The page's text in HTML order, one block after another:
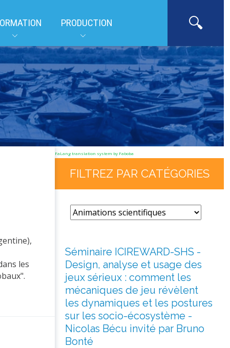
PRODUCTION
les
FaLang translation system by Faboba
FILTREZ PAR CATÉGORIES
Séminaire ICIREWARD-SHS -
Design, analyse et usage des
jeux sérieux : comment les
mécaniques de jeu révèlent
les dynamiques et les postures
sur les socio-écosystème -
Nicolas Bécu invité par Bruno
Bonté